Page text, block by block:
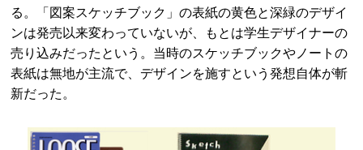
る。「図案スケッチブック」の表紙の黄色と深緑のデザイ
ンは発売以来変わっていないが、もとは学生デザイナーの
売り込みだったという。当時のスケッチブックやノートの
表紙は無地が主流で、デザインを施すという発想自体が斬
新だった。